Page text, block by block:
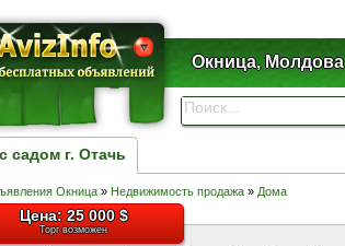
Окница, Молдова
садом г. Отачь
Окница » Недвижимость продажа » Дома
Цена: 25 000 $
Торг возможен